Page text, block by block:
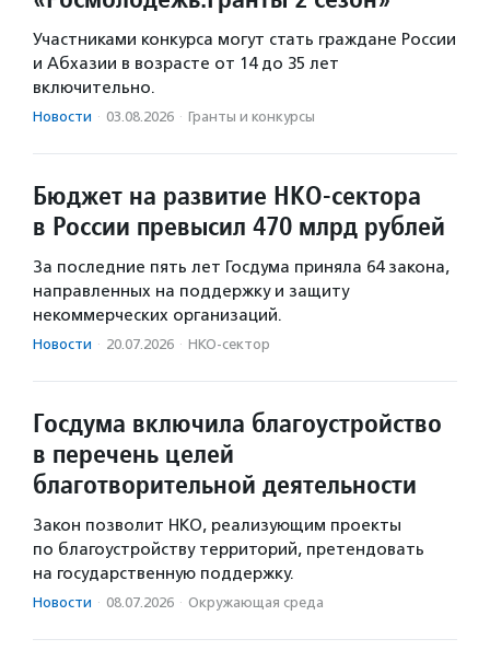
Участниками конкурса могут стать граждане России
и Абхазии в возрасте от 14 до 35 лет
включительно.
Новости · 03.08.2026 · Гранты и конкурсы
Бюджет на развитие НКО-сектора
в России превысил 470 млрд рублей
За последние пять лет Госдума приняла 64 закона,
направленных на поддержку и защиту
некоммерческих организаций.
Новости · 20.07.2026 · НКО-сектор
Госдума включила благоустройство
в перечень целей
благотворительной деятельности
Закон позволит НКО, реализующим проекты
по благоустройству территорий, претендовать
на государственную поддержку.
Новости · 08.07.2026 · Окружающая среда